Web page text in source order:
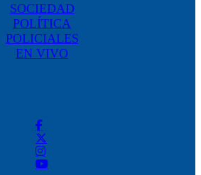
SOCIEDAD
POLÍTICA
POLICIALES
EN VIVO